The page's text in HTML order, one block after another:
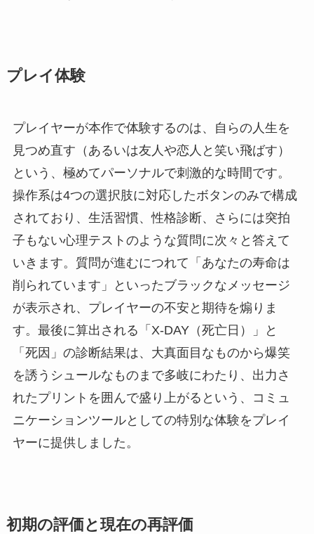
プレイ体験
プレイヤーが本作で体験するのは、自らの人生を
見つめ直す（あるいは友人や恋人と笑い飛ばす）
という、極めてパーソナルで刺激的な時間です。
操作系は4つの選択肢に対応したボタンのみで構成
されており、生活習慣、性格診断、さらには突拍
子もない心理テストのような質問に次々と答えて
いきます。質問が進むにつれて「あなたの寿命は
削られています」といったブラックなメッセージ
が表示され、プレイヤーの不安と期待を煽りま
す。最後に算出される「X-DAY（死亡日）」と
「死因」の診断結果は、大真面目なものから爆笑
を誘うシュールなものまで多岐にわたり、出力さ
れたプリントを囲んで盛り上がるという、コミュ
ニケーションツールとしての特別な体験をプレイ
ヤーに提供しました。
初期の評価と現在の再評価